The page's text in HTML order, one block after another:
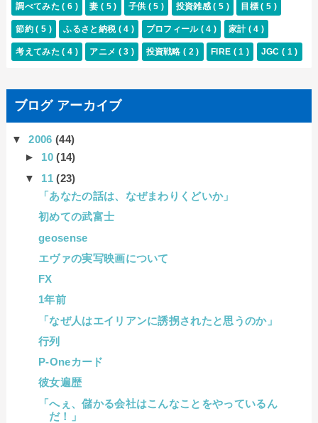
調べてみた( 6 ) 妻 ( 5 ) 子供 ( 5 ) 投資雑感( 5 ) 目標( 5 )
節約( 5 ) ふるさと納税 ( 4 ) プロフィール ( 4 ) 家計 ( 4 )
考えてみた( 4 ) アニメ ( 3 ) 投資戦略( 2 ) FIRE ( 1 ) JGC ( 1 )
ブログ アーカイブ
▼2006(44)
► 10(14)
▼ 11(23)
「あなたの話は、なぜまわりくどいか」
初めての武富士
geosense
エヴァの実写映画について
FX
1年前
「なぜ人はエイリアンに誘拐されたと思うのか」
行列
P-Oneカード
彼女遍歴
「へぇ、儲かる会社はこんなことをやっているん
だ！」